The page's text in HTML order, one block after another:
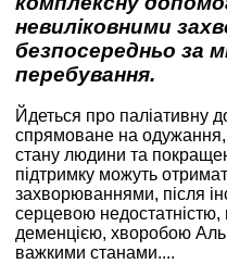
невиліковними
безпосередньо за
перебування.
Йдеться про паліативну
спрямоване на
стану людини та
підтримку можуть
захворюваннями, після
серцевою недостатністю,
деменцією, хворобою
важкими станами....